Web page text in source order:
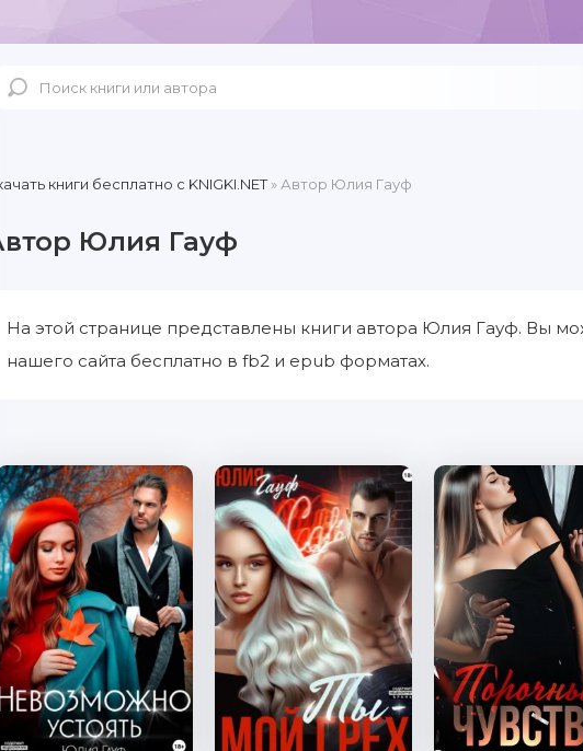
книги бесплатно c KNIGKI.NET» Автор Юлия Гауф
Юлия Гауф
На этой странице представлены книги автора Юлия Гауф. Вы
нашего сайта бесплатно в fb2 и epub форматах.